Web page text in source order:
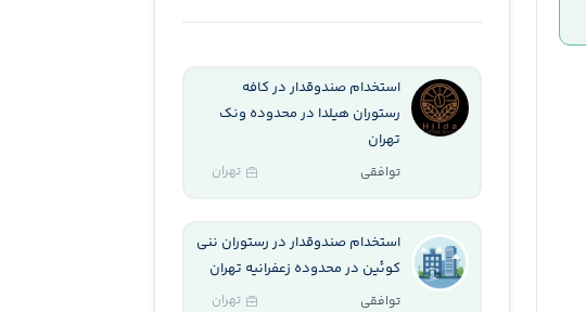
استخدام صندوقدار در کافه
رستوران هیلدا در محدوده ونک
تهران
توافقی تهران
استخدام صندوقدار در رستوران ننی
کوئین در محدوده زعفرانیه تهران
توافقی تهران